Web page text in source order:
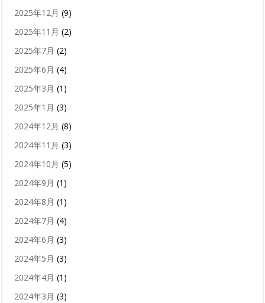
2025年12月 (9)
2025年11月 (2)
2025年7月 (2)
2025年6月 (4)
2025年3月 (1)
2025年1月 (3)
2024年12月 (8)
2024年11月 (3)
2024年10月 (5)
2024年9月 (1)
2024年8月 (1)
2024年7月 (4)
2024年6月 (3)
2024年5月 (3)
2024年4月 (1)
2024年3月 (3)